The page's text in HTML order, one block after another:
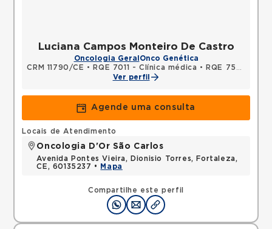
Luciana Campos Monteiro De Castro
Oncologia Geral Onco Genética
CRM 11790/CE • RQE 7011 - Clínica médica •
RQE 7501 - Oncologia clínica
Ver perfil
Agende uma consulta
Compartilhe este perfil
Locais de Atendimento
Oncologia D'Or São Carlos
Avenida Pontes Vieira, Dionisio Torres, Fortaleza,
CE, 60135237 •
Mapa